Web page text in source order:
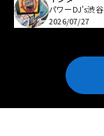
パワーDJ's渋谷
2026/07/27